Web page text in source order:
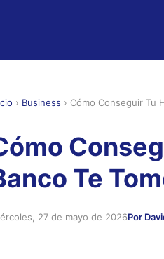
› Business › Cómo Conseguir Tu
Te
27 de mayo de 2026Por